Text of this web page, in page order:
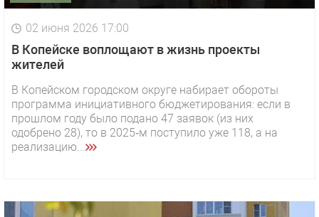
02 июня 2026 17:00
В Копейске воплощают в жизнь проекты
жителей
В Копейском городском округе набирает обороты
программа инициативного бюджетирования: если в
прошлом году было подано 47 заявок (из них
одобрено 28), то в 2025‑м поступило уже 118, а на
реализацию...